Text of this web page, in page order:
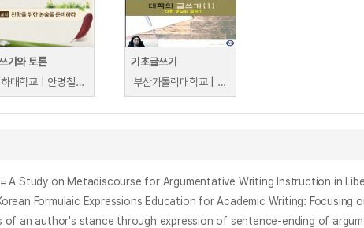
기와 토론
인하대학교 | 안명철 외
기초글쓰기
부산가톨릭대학교 | 구경희
Korean Formulaic Expressions Education for Academic Writing:
of an author's stance through expression of sentence-ending of